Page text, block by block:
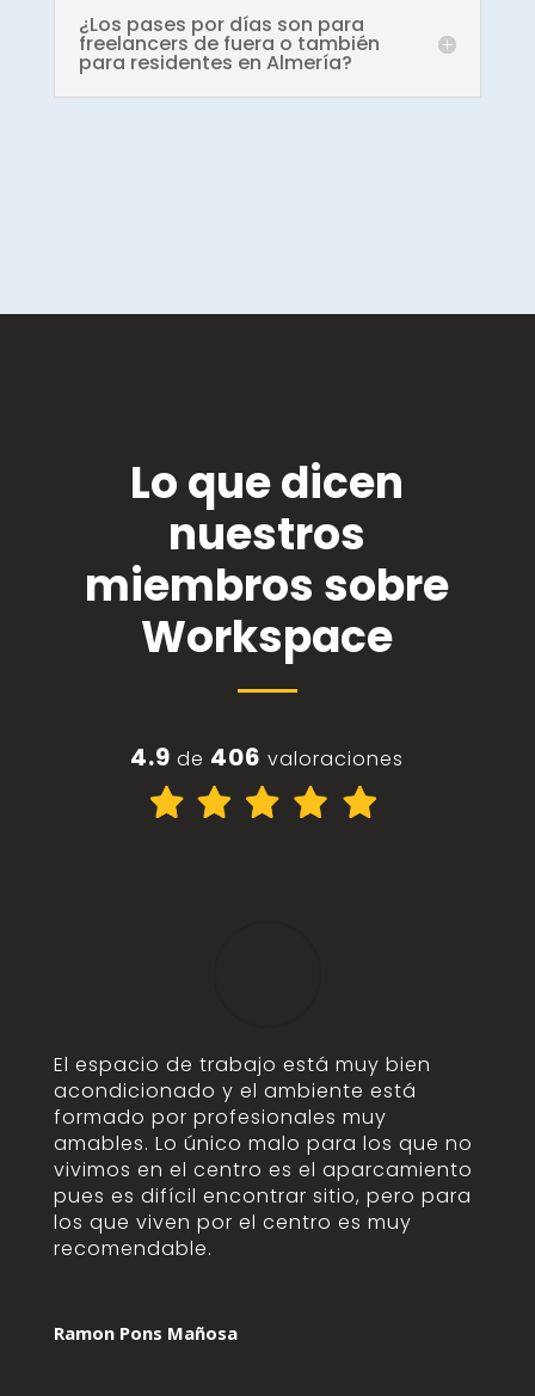
¿Los pases por días son para
freelancers de fuera o también
para residentes en Almería?
Lo que dicen
nuestros
miembros sobre
Workspace
4.9 de 406valoraciones
El espacio de trabajo está muy bien
acondicionado y el ambiente está
formado por profesionales muy
amables. Lo único malo para los que no
vivimos en el centro es el aparcamiento
pues es difícil encontrar sitio, pero para
los que viven por el centro es muy
recomendable.
Ramon Pons Mañosa